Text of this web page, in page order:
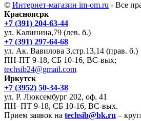
© Интернет-магазин im-om.ru - Все
Красноясрк
+7 (391) 204-63-44
ул. Калинина,79 (лев. б.)
+7 (391) 297-64-68
ул. Ак. Вавилова 3,стр.13,14 (прав. б.)
ПН-ПТ 9-18, СБ 10-16, ВС-вых;
techsib24@gmail.com
Иркутск
+7 (3952) 50-34-38
ул. Р. Люксембург 202, оф. 41
ПН–ПТ 9-18, СБ 10-16, ВС-вых.
Прием заявок на techsib@bk.ru –